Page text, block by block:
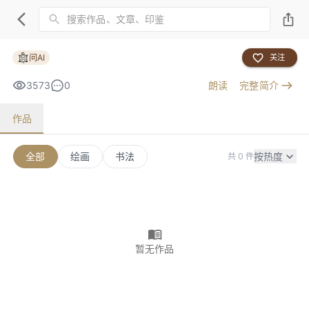
问AI 关注
3573 0 朗读 完整简介
作品
全部 绘画 书法 共 0 件按热度
暂无作品